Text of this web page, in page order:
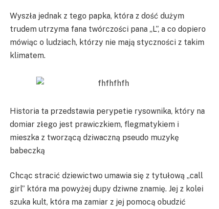
Wyszła jednak z tego papka, która z dość dużym
trudem utrzyma fana twórczości pana „L”, a co dopiero
mówiąc o ludziach, którzy nie mają styczności z takim
klimatem.
Historia ta przedstawia perypetie rysownika, który na
domiar złego jest prawiczkiem, flegmatykiem i
mieszka z tworzącą dziwaczną pseudo muzykę
babeczką
Chcąc stracić dziewictwo umawia się z tytułową „call
girl” która ma powyżej dupy dziwne znamię. Jej z kolei
szuka kult, która ma zamiar z jej pomocą obudzić